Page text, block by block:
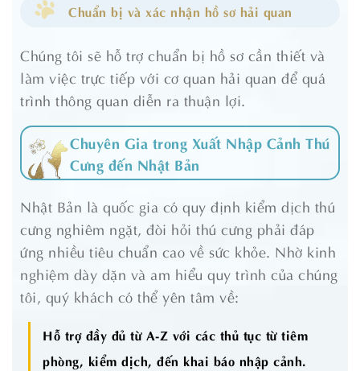
Chuẩn bị và xác nhận hồ sơ hải quan
Chúng tôi sẽ hỗ trợ chuẩn bị hồ sơ cần thiết và
làm việc trực tiếp với cơ quan hải quan để quá
trình thông quan diễn ra thuận lợi.
Chuyên Gia trong Xuất Nhập Cảnh Thú
Cưng đến Nhật Bản
Nhật Bản là quốc gia có quy định kiểm dịch thú
cưng nghiêm ngặt, đòi hỏi thú cưng phải đáp
ứng nhiều tiêu chuẩn cao về sức khỏe. Nhờ kinh
nghiệm dày dặn và am hiểu quy trình của chúng
tôi, quý khách có thể yên tâm về:
Hỗ trợ đầy đủ từ A-Z với các thủ tục từ tiêm
phòng, kiểm dịch, đến khai báo nhập cảnh.